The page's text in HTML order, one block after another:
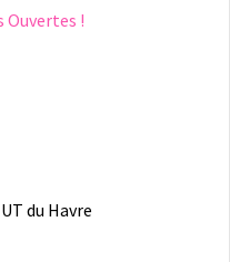
Ouvertes !
du Havre